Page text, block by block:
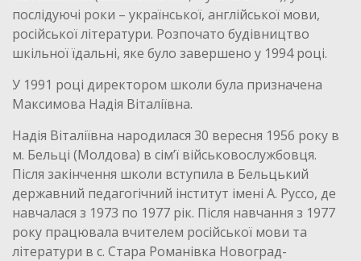
послідуючі роки – української, англійської мови,
російської літератури. Розпочато будівництво
шкільної їдальні, яке було завершено у 1994 році.
У 1991 році директором школи була призначена
Максимова Надія Віталіївна.
Надія Віталіївна народилася 30 вересня 1956 року в
м. Бельці (Молдова) в сім’ї військовослужбовця.
Після закінчення школи вступила в Бельцький
державний педагогічний інститут імені А. Руссо, де
навчалася з 1973 по 1977 рік. Після навчання з 1977
року працювала вчителем російської мови та
літератури в с. Стара Романівка Новоград-